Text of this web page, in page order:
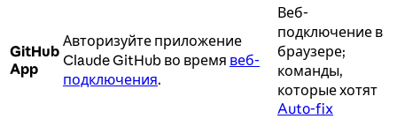
GitHub
App
Авторизуйте приложение
Claude GitHub во время веб-
подключения.
Веб-
подключение в
браузере;
команды,
которые хотят
Auto-fix